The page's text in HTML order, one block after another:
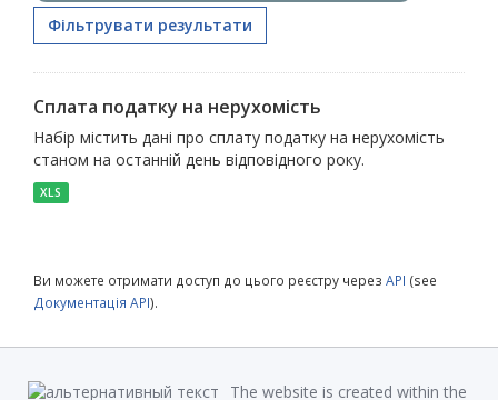
Фільтрувати результати
Сплата податку на нерухомість
Набір містить дані про сплату податку на нерухомість
станом на останній день відповідного року.
XLS
Ви можете отримати доступ до цього реєстру через API (see
Документація API).
The website is created within the